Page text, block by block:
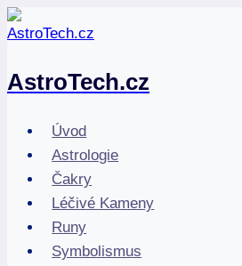
Přeskočit
na
AstroTech.cz
Úvod
Astrologie
Čakry
Léčivé Kameny
Runy
Symbolismus